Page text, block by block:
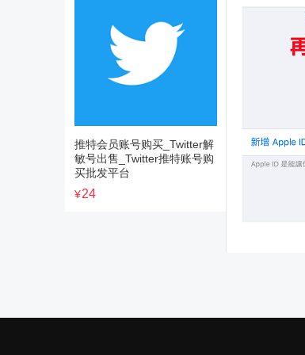
推特会员账号购买_Twitter解
敏号出售_Twitter推特账号购
买批发平台
¥24